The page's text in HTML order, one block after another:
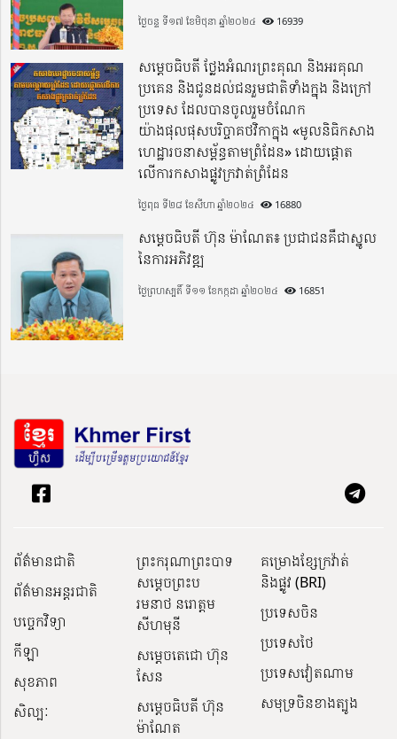
ថ្ងៃចន្ទ ទី១៧ ខែមិថុនា ឆ្នាំ២០២៤ 16939
សម្តេចធិបតី ថ្លែងអំណរព្រះគុណ និងអរគុណ
ប្រគេន និងជូនដល់ជនរួមជាតិទាំងក្នុង​ និងក្រៅ
ប្រទេស​ ដែលបានចូលរួមចំណែក
យ៉ាងផុលផុសបរិច្ចាគថវិកាក្នុង «មូលនិធិកសាង
ហេដ្ឋារចនាសម្ព័ន្ធតាមព្រំដែន» ដោយផ្ដោត
លើការកសាងផ្លូវក្រវាត់ព្រំដែន
ថ្ងៃពុធ ទី២៨ ខែសីហា ឆ្នាំ២០២៤ 16880
សម្តេចធិបតី ហ៊ុន ម៉ាណែត៖ ប្រជាជនគឺជាស្នូល
នៃការអភិវឌ្ឍ
ថ្ងៃព្រហស្បតិ៍ ទី១១ ខែកក្កដា ឆ្នាំ២០២៤ 16851
ព័ត៌មានជាតិ
ព័ត៌មានអន្តរជាតិ
បច្ចេកវិទ្យា
កីឡា
សុខភាព
សិល្បៈ
ព្រះករុណាព្រះបាទ
សម្តេចព្រះប
រមនាថ នរោត្តម
សីហមុនី
សម្តេចតេជោ ហ៊ុន
សែន
សម្ដេចធិបតី ហ៊ុន
ម៉ាណែត
គម្រោងខ្សែក្រវ៉ាត់
និងផ្លូវ (BRI)
ប្រទេសចិន
ប្រទេសថៃ
ប្រទេសវៀតណាម
សមុទ្រចិនខាងត្បូង